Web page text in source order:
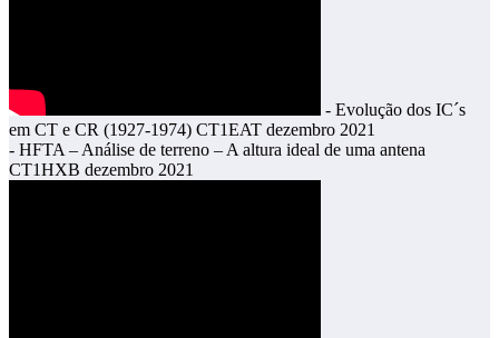
- Evolução dos IC´s
em CT e CR (1927-1974) CT1EAT dezembro 2021
- HFTA – Análise de terreno – A altura ideal de uma antena
CT1HXB dezembro 2021